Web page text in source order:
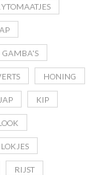
GAMBA'S
HONING
KIP
RIJST